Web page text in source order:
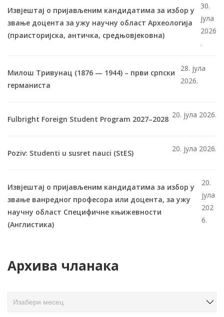
Извјештај о пријављеним кандидатима за избор у
звање доцента за ужу научну област Археологија
(праисторијска, античка, средњовјековна)
30.
јула
2026
.
Милош Тривунац (1876 — 1944) – први српски
германиста
28. јула
2026.
Fulbright Foreign Student Program 2027–2028 20. јула 2026.
Poziv: Studenti u susret nauci (StES) 20. јула 2026.
Извјештај о пријављеним кандидатима за избор у
звање ванредног професора или доцента, за ужу
научну област Специфичне књижевности
(Англистика)
20.
јула
202
6.
Архива чланака